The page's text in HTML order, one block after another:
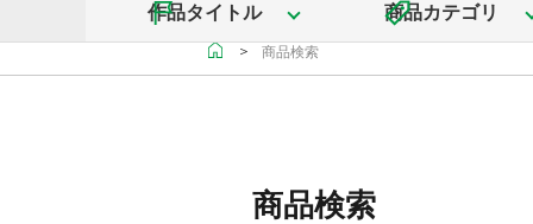
作品タイトル 商品カテゴリ
＞ 商品検索
商品検索